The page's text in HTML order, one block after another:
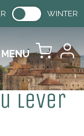
WINTER
MENU
Lever